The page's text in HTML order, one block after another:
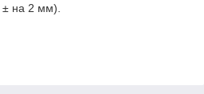
на 2 мм).